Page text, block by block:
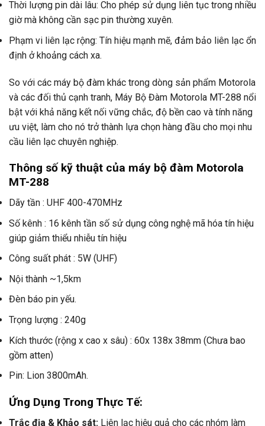
Thời lượng pin dài lâu: Cho phép sử dụng liên tục trong nhiều
giờ mà không cần sạc pin thường xuyên.
Phạm vi liên lạc rộng: Tín hiệu mạnh mẽ, đảm bảo liên lạc ổn
định ở khoảng cách xa.
So với các máy bộ đàm khác trong dòng sản phẩm Motorola
và các đối thủ cạnh tranh, Máy Bộ Đàm Motorola MT-288 nổi
bật với khả năng kết nối vững chắc, độ bền cao và tính năng
ưu việt, làm cho nó trở thành lựa chọn hàng đầu cho mọi nhu
cầu liên lạc chuyên nghiệp.
Thông số kỹ thuật của máy bộ đàm Motorola
MT-288
Dãy tần : UHF 400-470MHz
Số kênh : 16 kênh tần số sử dụng công nghệ mã hóa tín hiệu
giúp giảm thiểu nhiễu tín hiệu
Công suất phát : 5W (UHF)
Nội thành ~1,5km
Đèn báo pin yếu.
Trọng lượng : 240g
Kích thước (rộng x cao x sâu) : 60x 138x 38mm (Chưa bao
gồm atten)
Pin: Lion 3800mAh.
Ứng Dụng Trong Thực Tế:
Trắc địa & Khảo sát: Liên lạc hiệu quả cho các nhóm làm